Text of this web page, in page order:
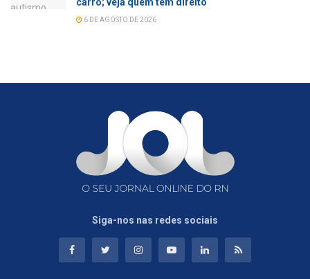
6 DE AGOSTO DE 2026
Siga-nos nas redes sociais